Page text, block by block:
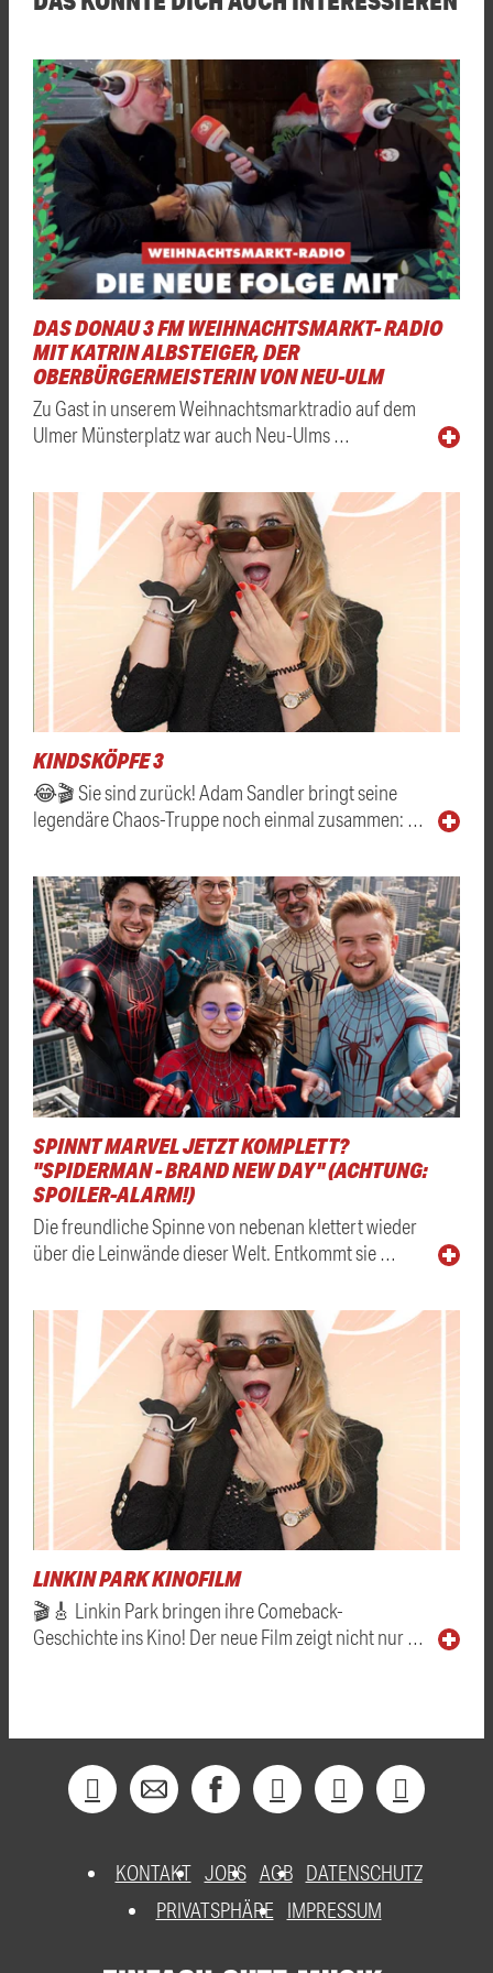
DAS DONAU 3 FM WEIHNACHTSMARKT- RADIO
MIT KATRIN ALBSTEIGER, DER
OBERBÜRGERMEISTERIN VON NEU-ULM
Zu Gast in unserem Weihnachtsmarktradio auf dem
Ulmer Münsterplatz war auch Neu-Ulms …
KINDSKÖPFE 3
😂🎬 Sie sind zurück! Adam Sandler bringt seine
legendäre Chaos-Truppe noch einmal zusammen: …
SPINNT MARVEL JETZT KOMPLETT?
"SPIDERMAN - BRAND NEW DAY" (ACHTUNG:
SPOILER-ALARM!)
Die freundliche Spinne von nebenan klettert wieder
über die Leinwände dieser Welt. Entkommt sie …
LINKIN PARK KINOFILM
🎬🎸 Linkin Park bringen ihre Comeback-
Geschichte ins Kino! Der neue Film zeigt nicht nur …
KONTAKT JOBS AGB DATENSCHUTZ
PRIVATSPHÄRE
IMPRESSUM